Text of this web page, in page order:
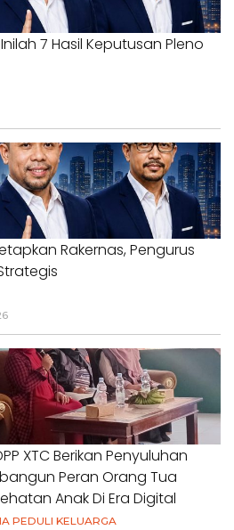
7 Hasil Keputusan Pleno
Rakernas, Pengurus
XTC Berikan Penyuluhan
Peran Orang Tua
Anak Di Era Digital
PEDULI KELUARGA